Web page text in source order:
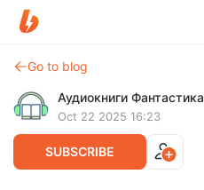
Go to blog
Аудиокниги Фантастика
Oct 22 2025 16:23
SUBSCRIBE